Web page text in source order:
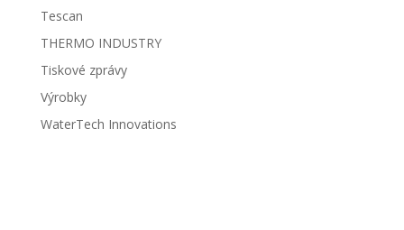
Tescan
THERMO INDUSTRY
Tiskové zprávy
Výrobky
WaterTech Innovations